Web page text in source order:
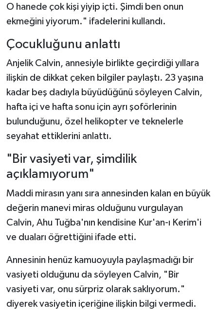
O hanede çok kişi yiyip içti. Şimdi ben onun
ekmeğini yiyorum." ifadelerini kullandı.
Çocukluğunu anlattı
Anjelik Calvin, annesiyle birlikte geçirdiği yıllara
ilişkin de dikkat çeken bilgiler paylaştı. 23 yaşına
kadar beş dadıyla büyüdüğünü söyleyen Calvin,
hafta içi ve hafta sonu için ayrı şoförlerinin
bulunduğunu, özel helikopter ve teknelerle
seyahat ettiklerini anlattı.
"Bir vasiyeti var, şimdilik
açıklamıyorum"
Maddi mirasın yanı sıra annesinden kalan en büyük
değerin manevi miras olduğunu vurgulayan
Calvin, Ahu Tuğba'nın kendisine Kur'an-ı Kerim'i
ve duaları öğrettiğini ifade etti.
Annesinin henüz kamuoyuyla paylaşmadığı bir
vasiyeti olduğunu da söyleyen Calvin, "Bir
vasiyeti var, onu sürpriz olarak saklıyorum."
diyerek vasiyetin içeriğine ilişkin bilgi vermedi.